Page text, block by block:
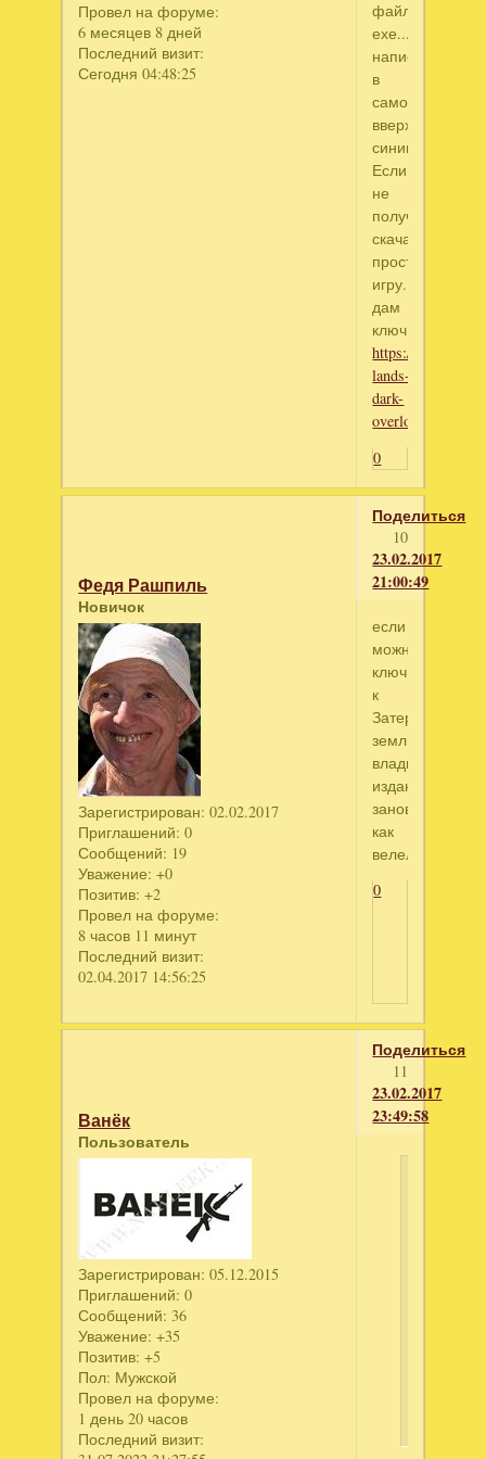
Провел на форуме:
6 месяцев 8 дней
Последний визит:
Сегодня 04:48:25
файлом
ехе...
написано
в
самом
вверху
синим.
Если
не
получится
скачай
простую
игру...
дам
ключ.
https://
lands-
dark-
overlord/
0
Поделиться
10
23.02.2017
21:00:49
Федя Рашпиль
Новичок
Зарегистрирован: 02.02.2017
Приглашений: 0
Сообщений: 19
Уважение: +0
Позитив: +2
Провел на форуме:
8 часов 11 минут
Последний визит:
02.04.2017 14:56:25
если
можно
ключик
к
Затерянные
земли.Темный
владыка.кол
издание.скачал
заново
как
велели
0
Поделиться
11
23.02.2017
23:49:58
Ванёк
Пользователь
Зарегистрирован: 05.12.2015
Приглашений: 0
Сообщений: 36
Уважение: +35
Позитив: +5
Пол: Мужской
Провел на форуме:
1 день 20 часов
Последний визит: